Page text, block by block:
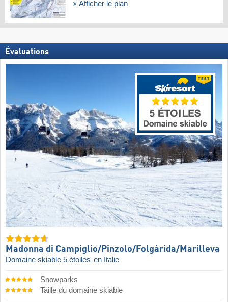
Afficher le plan
Évaluations
Madonna di Campiglio/​Pinzolo/​Folgàrida/​Marilleva
Domaine skiable 5 étoiles en Italie
Snowparks
Taille du domaine skiable